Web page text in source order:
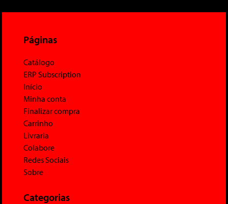
Páginas
Catálogo
ERP Subscription
Início
Minha conta
Finalizar compra
Carrinho
Livraria
Colabore
Redes Sociais
Sobre
Categorias